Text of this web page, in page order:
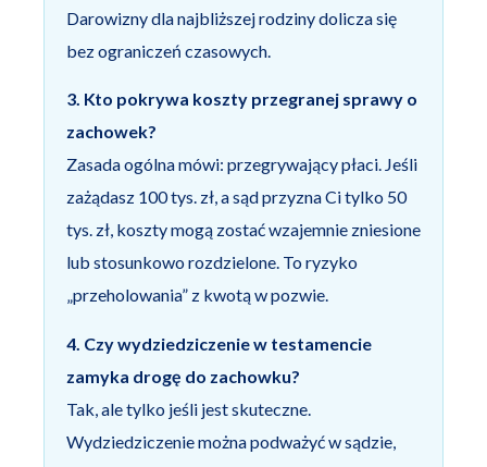
Darowizny dla najbliższej rodziny dolicza się
bez ograniczeń czasowych.
3. Kto pokrywa koszty przegranej sprawy o
zachowek?
Zasada ogólna mówi: przegrywający płaci. Jeśli
zażądasz 100 tys. zł, a sąd przyzna Ci tylko 50
tys. zł, koszty mogą zostać wzajemnie zniesione
lub stosunkowo rozdzielone. To ryzyko
„przeholowania” z kwotą w pozwie.
4. Czy wydziedziczenie w testamencie
zamyka drogę do zachowku?
Tak, ale tylko jeśli jest skuteczne.
Wydziedziczenie można podważyć w sądzie,